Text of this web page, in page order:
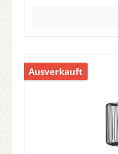
Ausverkauft